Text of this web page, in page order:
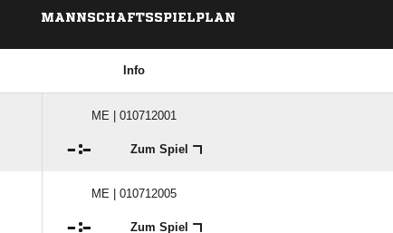
MANNSCHAFTSSPIELPLAN
Info
ME | 010712001
: Zum Spiel
ME | 010712005
: Zum Spiel